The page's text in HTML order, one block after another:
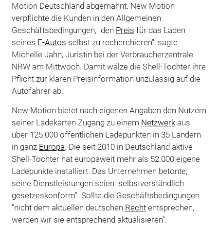
Motion Deutschland abgemahnt. New Motion
verpflichte die Kunden in den Allgemeinen
Geschäftsbedingungen, "den Preis für das Laden
seines E-Autos selbst zu recherchieren", sagte
Michelle Jahn, Juristin bei der Verbraucherzentrale
NRW am Mittwoch. Damit wälze die Shell-Tochter ihre
Pflicht zur klaren Preisinformation unzulässig auf die
Autofahrer ab.
New Motion bietet nach eigenen Angaben den Nutzern
seiner Ladekarten Zugang zu einem Netzwerkaus
über 125.000 öffentlichen Ladepunkten in 35 Ländern
in ganz Europa. Die seit 2010 in Deutschland aktive
Shell-Tochter hat europaweit mehr als 52.000 eigene
Ladepunkte installiert. Das Unternehmen betonte,
seine Dienstleistungen seien "selbstverständlich
gesetzeskonform". Sollte die Geschäftsbedingungen
"nicht dem aktuellen deutschen Rechtentsprechen,
werden wir sie entsprechend aktualisieren".